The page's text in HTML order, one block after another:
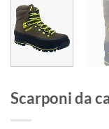
Scarponi da